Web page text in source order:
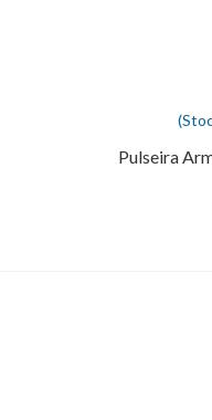
Pulseira